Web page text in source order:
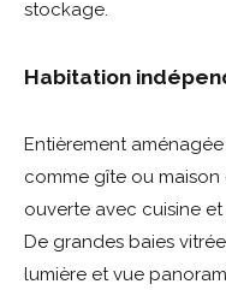
stockage.
Habitation
Entièrement
comme gîte ou maison
ouverte avec cuisine et
De grandes baies
lumière et vue